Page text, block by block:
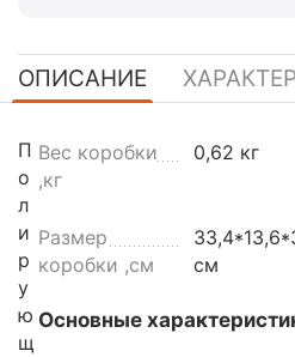
ОПИСАНИЕ
П
о
л
и
р
у
ю
щ
Вес коробки
,кг
0,62 кг
Размер
коробки ,см
см
Основные